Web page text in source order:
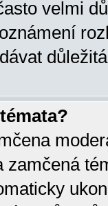
velmi
zamčená